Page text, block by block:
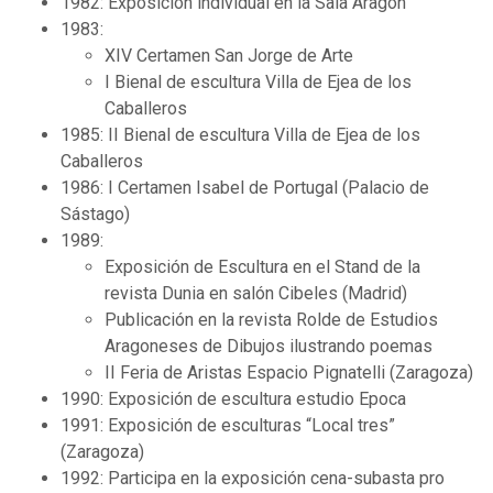
1983:
XIV Certamen San Jorge de Arte
I Bienal de escultura Villa de Ejea de los
Caballeros
1985: II Bienal de escultura Villa de Ejea de los
Caballeros
1986: I Certamen Isabel de Portugal (Palacio de
Sástago)
1989:
Exposición de Escultura en el Stand de la
revista Dunia en salón Cibeles (Madrid)
Publicación en la revista Rolde de Estudios
Aragoneses de Dibujos ilustrando poemas
II Feria de Aristas Espacio Pignatelli (Zaragoza)
1990: Exposición de escultura estudio Epoca
1991: Exposición de esculturas “Local tres”
(Zaragoza)
1992: Participa en la exposición cena-subasta pro